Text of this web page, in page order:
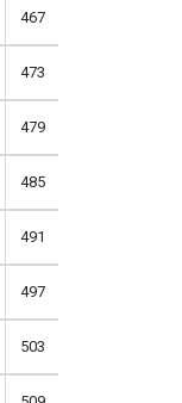
467
473
479
485
491
497
503